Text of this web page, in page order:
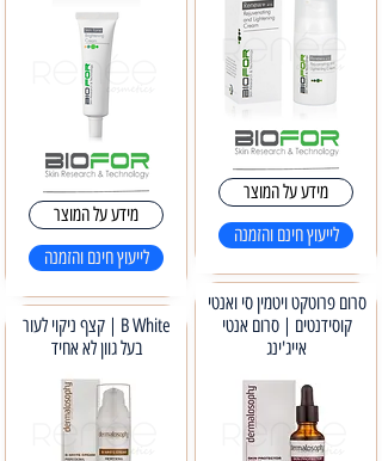
מידע על המוצר
לייעוץ חינם והזמנה
סרום פרוטקט ויטמין סי ואנטי
קוסידנטים | סרום אנטי
אייג'ינג
מידע על המוצר
לייעוץ חינם והזמנה
B White | קצף ניקוי לעור
בעל גוון לא אחיד